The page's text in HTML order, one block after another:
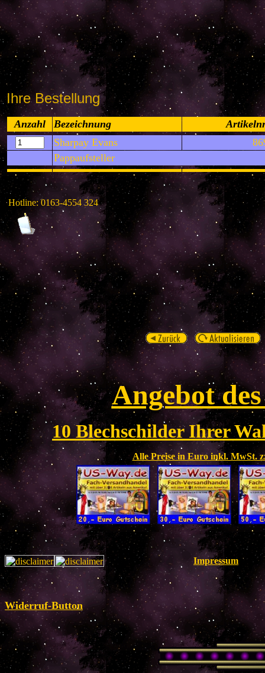
Ihre Bestellung
Anzahl Bezeichnung
Sharpay Evans
Pappaufsteller
Hotline: 0163-4554 324
Angebot
10 Blechschilder Ihrer
Alle Preise in Euro inkl. MwSt.
Impressum
Widerruf-Button